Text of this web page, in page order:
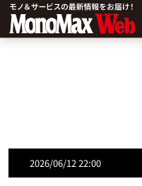
2026/06/12 22:00